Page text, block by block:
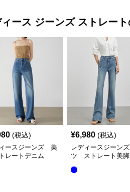
ィース ジーンズ ストレート
(税込)
ースジーンズ 美
レートデニム
¥6,980 (税込)
レディースジーン
ツ ストレート美脚